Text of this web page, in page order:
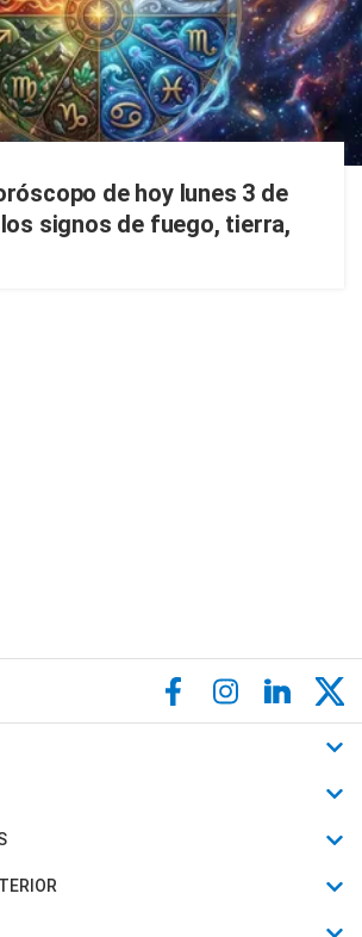
de hoy lunes 3 de
signos de fuego, tierra,